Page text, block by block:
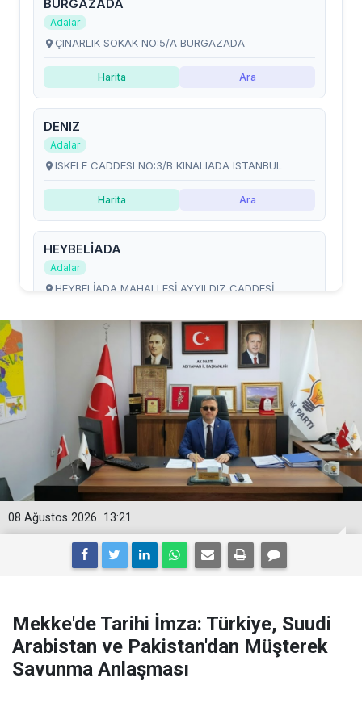
13:21
08 Ağustos 2026
Mekke'de Tarihi İmza: Türkiye, Suudi
Arabistan ve Pakistan'dan Müşterek
Savunma Anlaşması